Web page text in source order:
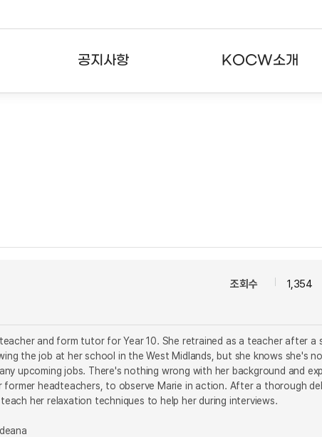
공지사항 KOCW소개
조회수 1,354
and form tutor for Year 10. She retrained as a teacher after
the job at her school in the West Midlands, but she knows she's
upcoming jobs. There's nothing wrong with her background and
headteachers, to observe Marie in action. After a thorough
her relaxation techniques to help her during interviews.